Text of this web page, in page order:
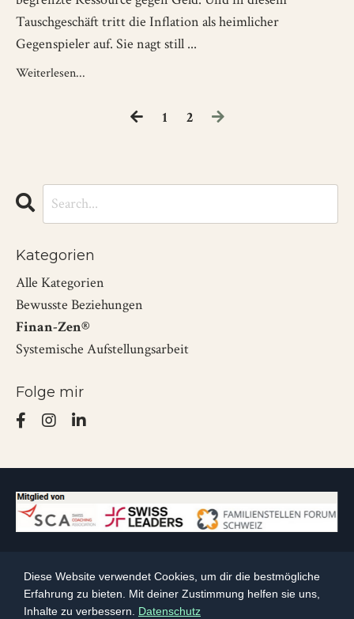
Tauschgeschäft tritt die Inflation als heimlicher
Gegenspieler auf. Sie nagt still ...
Weiterlesen...
1 2
Kategorien
Alle Kategorien
Bewusste Beziehungen
Finan-Zen®
Systemische Aufstellungsarbeit
Folge mir
Diese Website verwendet Cookies, um dir die bestmögliche
Erfahrung zu bieten. Mit deiner Zustimmung helfen sie uns,
Inhalte zu verbessern. Datenschutz